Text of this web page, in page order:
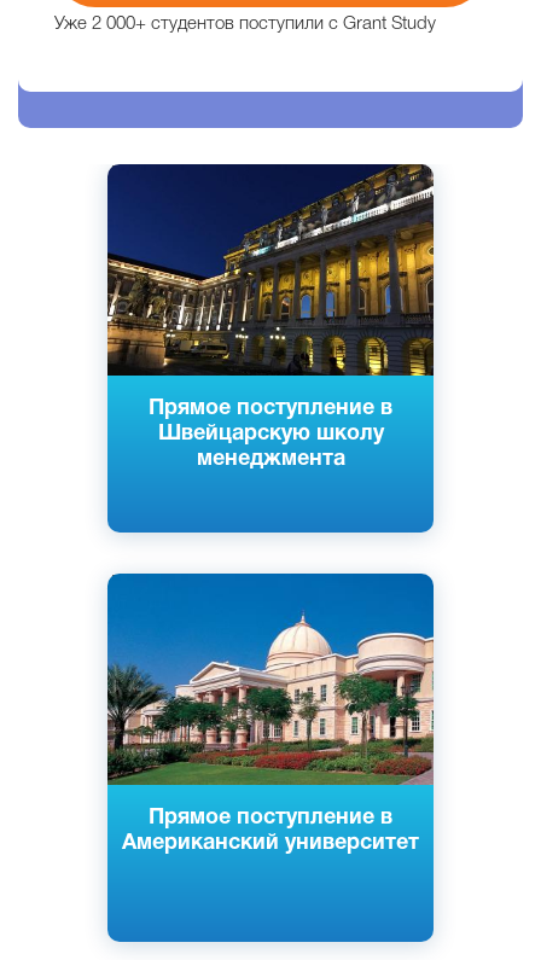
Уже 2 000+ студентов поступили с Grant Study
Прямое поступление в
Швейцарскую школу
менеджмента
Английский
Прямое поступление в
Американский университет
Английский